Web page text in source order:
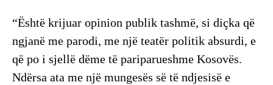
“Është krijuar opinion publik tashmë, si diçka që
ngjanë me parodi, me një teatër politik absurdi, e
që po i sjellë dëme të pariparueshme Kosovës.
Ndërsa ata me një mungesës së të ndjesisë e